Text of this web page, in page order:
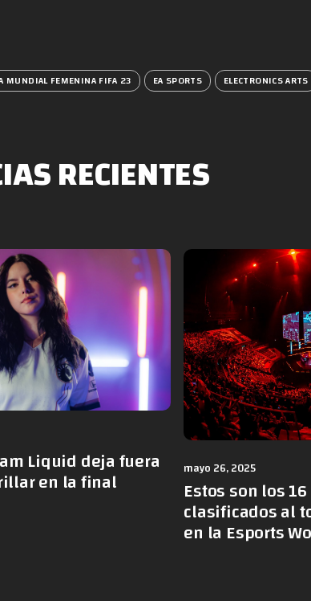
MUNDIAL FEMENINA FIFA 23 EA SPORTS ELECTRONICS ARTS
RECIENTES
Liquid deja fuera
en la final mayo 26, 2025
Estos son los
clasificados al
en la Esports